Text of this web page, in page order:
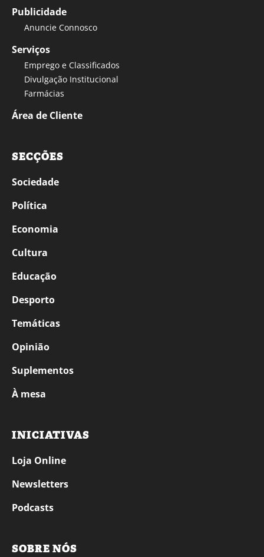
Publicidade
Anuncie Connosco
Serviços
Emprego e Classificados
Divulgação Institucional
Farmácias
Área de Cliente
SECÇÕES
Sociedade
Política
Economia
Cultura
Educação
Desporto
Temáticas
Opinião
Suplementos
À mesa
INICIATIVAS
Loja Online
Newsletters
Podcasts
SOBRE NÓS